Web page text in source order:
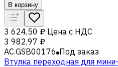
В корзину
3 624,50 ₽ Цена с НДС
3 982,97 ₽
AC.GSB00176 Под заказ
Втулка переходная для